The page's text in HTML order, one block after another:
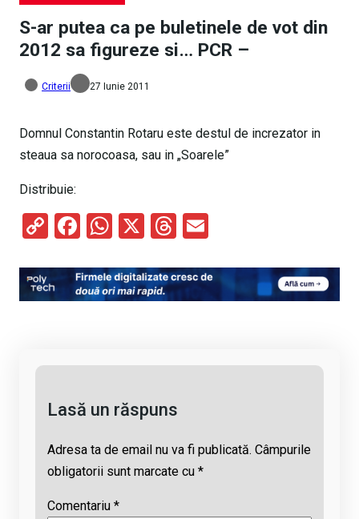
S-ar putea ca pe buletinele de vot din
2012 sa figureze si… PCR –
Criterii 27 Iunie 2011
Domnul Constantin Rotaru este destul de increzator in
steaua sa norocoasa, sau in „Soarele”
Distribuie:
C
py
Li
F
ce
b
W
at
s
X
T
e
a
ail
Lasă un răspuns
Adresa ta de email nu va fi publicată. Câmpurile
obligatorii sunt marcate cu *
Comentariu *